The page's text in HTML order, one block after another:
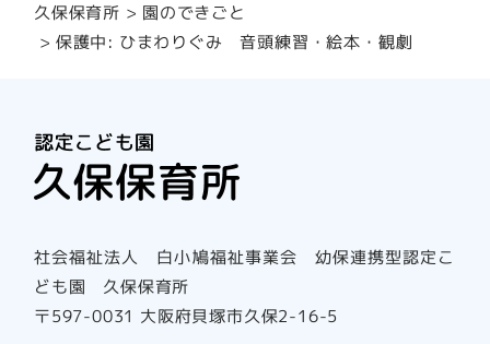
久保保育所 園のできごと
保護中: ひまわりぐみ 音頭練習・絵本・観劇
社会福祉法人 白小鳩福祉事業会 幼保連携型認定こ
ども園 久保保育所
〒597-0031 大阪府貝塚市久保2-16-5